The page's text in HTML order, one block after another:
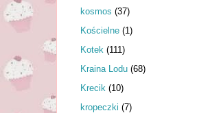
kosmos (37)
Kościelne (1)
Kotek (111)
Kraina Lodu (68)
Krecik (10)
kropeczki (7)